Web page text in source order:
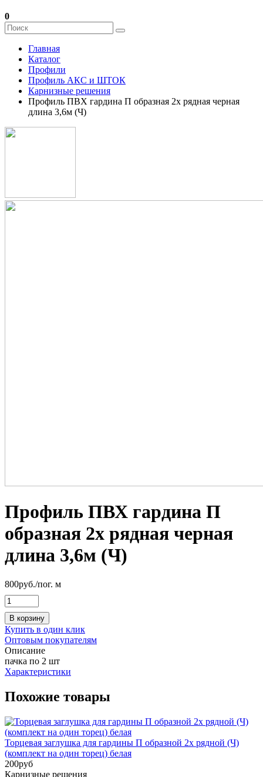
0
Главная
Каталог
Профили
Профиль АКС и ШТОК
Карнизные решения
Профиль ПВХ гардина П образная 2х рядная черная
длина 3,6м (Ч)
Профиль ПВХ гардина П
образная 2х рядная черная
длина 3,6м (Ч)
800руб./пог. м
В корзину
Купить в один клик
Оптовым покупателям
Описание
пачка по 2 шт
Характеристики
Похожие товары
Торцевая заглушка для гардины П образной 2х рядной (Ч)
(комплект на один торец) белая
200руб
Карнизные решения